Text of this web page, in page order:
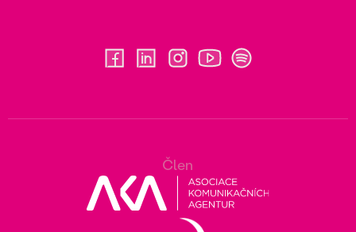
Člen